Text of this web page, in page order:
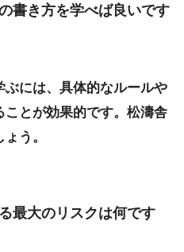
書き方を学べば良いです
ぶには、具体的なルールや
ことが効果的です。松濤舎
う。
最大のリスクは何です